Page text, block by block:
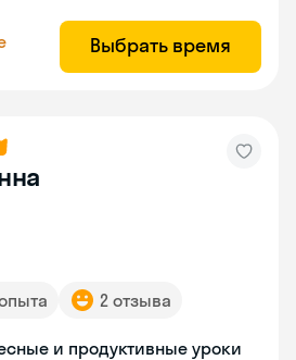
Выбрать время
2 отзыва
и продуктивные уроки